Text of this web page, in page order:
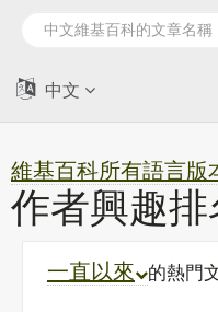
中文
維基百科所有語言版
作者興趣排
一直以來 的熱門